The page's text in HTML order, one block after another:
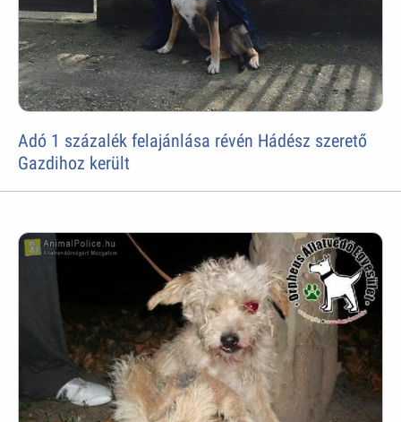
Adó 1 százalék felajánlása révén Hádész szerető
Gazdihoz került